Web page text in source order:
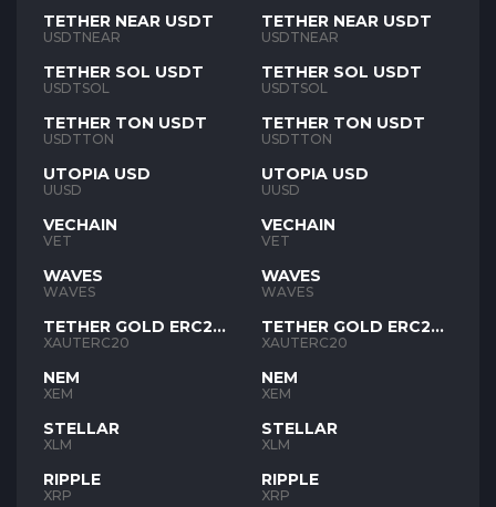
TETHER NEAR USDT
USDTNEAR
TETHER SOL USDT
USDTSOL
TETHER TON USDT
USDTTON
UTOPIA USD
UUSD
VECHAIN
VET
WAVES
WAVES
TETHER GOLD ERC20
XAUT
XAUTERC20
NEM
XEM
STELLAR
XLM
RIPPLE
XRP
TETHER NEAR USDT
USDTNEAR
TETHER SOL USDT
USDTSOL
TETHER TON USDT
USDTTON
UTOPIA USD
UUSD
VECHAIN
VET
WAVES
WAVES
TETHER GOLD ERC20
XAUT
XAUTERC20
NEM
XEM
STELLAR
XLM
RIPPLE
XRP